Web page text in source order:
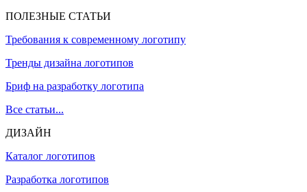
ПОЛЕЗНЫЕ СТАТЬИ
Требования к современному логотипу
Тренды дизайна логотипов
Бриф на разработку логотипа
Все статьи...
ДИЗАЙН
Каталог логотипов
Разработка логотипов